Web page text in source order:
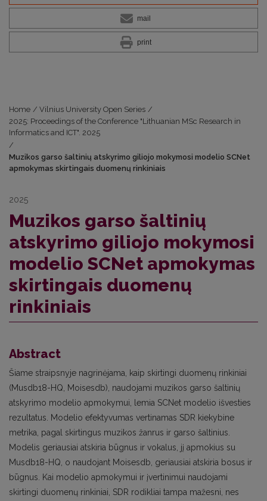
mail
print
Home / Vilnius University Open Series /
2025: Proceedings of the Conference "Lithuanian MSc Research in
Informatics and ICT". 2025
/
Muzikos garso šaltinių atskyrimo giliojo mokymosi modelio SCNet
apmokymas skirtingais duomenų rinkiniais
2025
Muzikos garso šaltinių
atskyrimo giliojo mokymosi
modelio SCNet apmokymas
skirtingais duomenų
rinkiniais
Abstract
Šiame straipsnyje nagrinėjama, kaip skirtingi duomenų rinkiniai
(Musdb18-HQ, Moisesdb), naudojami muzikos garso šaltinių
atskyrimo modelio apmokymui, lemia SCNet modelio išvesties
rezultatus. Modelio efektyvumas vertinamas SDR kiekybine
metrika, pagal skirtingus muzikos žanrus ir garso šaltinius.
Modelis geriausiai atskiria būgnus ir vokalus, jį apmokius su
Musdb18-HQ, o naudojant Moisesdb, geriausiai atskiria bosus ir
būgnus. Kai modelio apmokymui ir įvertinimui naudojami
skirtingi duomenų rinkiniai, SDR rodikliai tampa mažesni, nes